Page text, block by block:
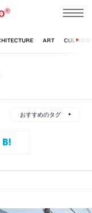
おすすめのタグ